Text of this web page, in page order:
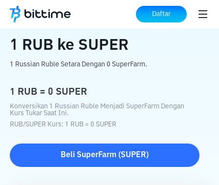
Daftar
Beranda Konverter Kripto ke SUPER
1 RUB ke SUPER
1 Russian Ruble Setara Dengan 0 SuperFarm.
1 RUB = 0 SUPER
Konversikan 1 Russian Ruble Menjadi SuperFarm Dengan
Kurs Tukar Saat Ini.
RUB/SUPER Kurs: 1 RUB = 0 SUPER
Beli SuperFarm (SUPER)